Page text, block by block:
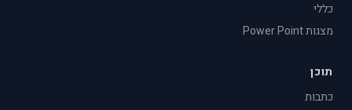
כללי
מצגות Power Point
תוכן
כתבות